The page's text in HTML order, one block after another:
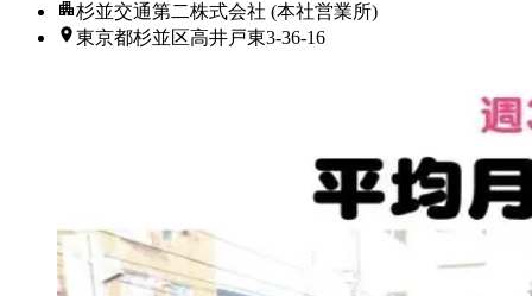
杉並交通第二株式会社 (本社営業所)
東京都杉並区高井戸東3‐36‐16